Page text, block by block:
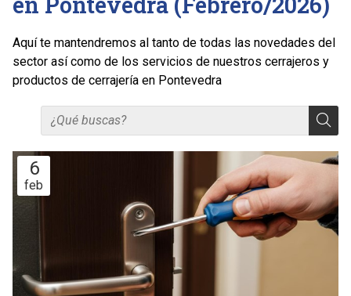
Aquí te mantendremos al tanto de todas las novedades del
sector así como de los servicios de nuestros cerrajeros y
productos de cerrajería en Pontevedra
6
feb